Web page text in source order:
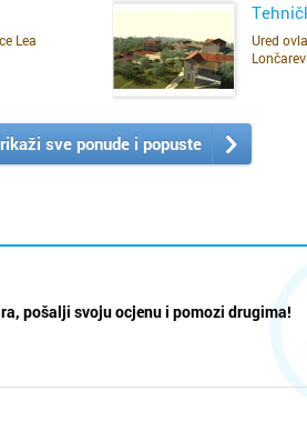
Lea
SAZNAJ
Ured
sve ponude i popuste
pošalji svoju ocjenu i pomozi drugima!